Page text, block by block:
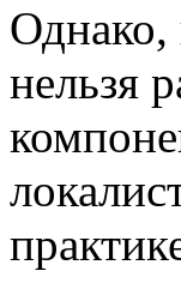
Однако,
нельзя